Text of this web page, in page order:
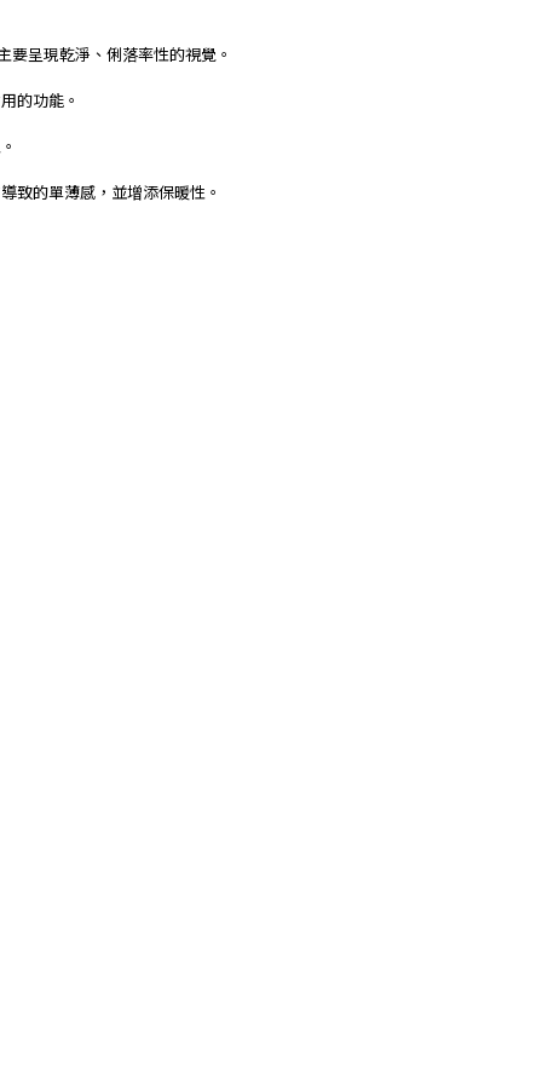
呈現乾淨、俐落率性的視覺。
的功能。
致的單薄感，並增添保暖性。